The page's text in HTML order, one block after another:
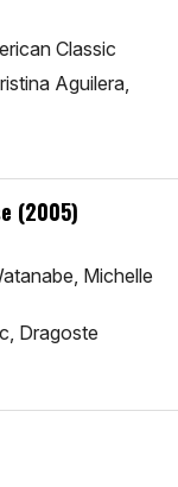
Classic
Aguilera,
(2005)
Michelle
Dragoste